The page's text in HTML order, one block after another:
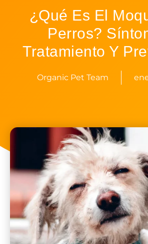
¿Qué Es El
Perros?
Tratamiento Y
Organic Pet Team